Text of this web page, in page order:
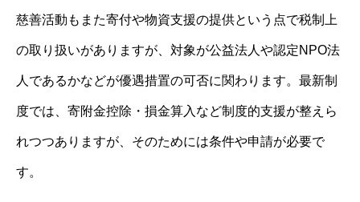
慈善活動もまた寄付や物資支援の提供という点で税制上
の取り扱いがありますが、対象が公益法人や認定NPO法
人であるかなどが優遇措置の可否に関わります。最新制
度では、寄附金控除・損金算入など制度的支援が整えら
れつつありますが、そのためには条件や申請が必要で
す。